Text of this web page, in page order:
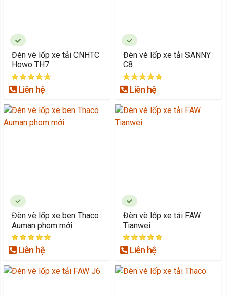
Đèn vè lốp xe tải CNHTC
Howo TH7
Liên hệ
Đèn vè lốp xe tải SANNY
C8
Liên hệ
Đèn vè lốp xe ben Thaco
Auman phom mới
Liên hệ
Đèn vè lốp xe tải FAW
Tianwei
Liên hệ